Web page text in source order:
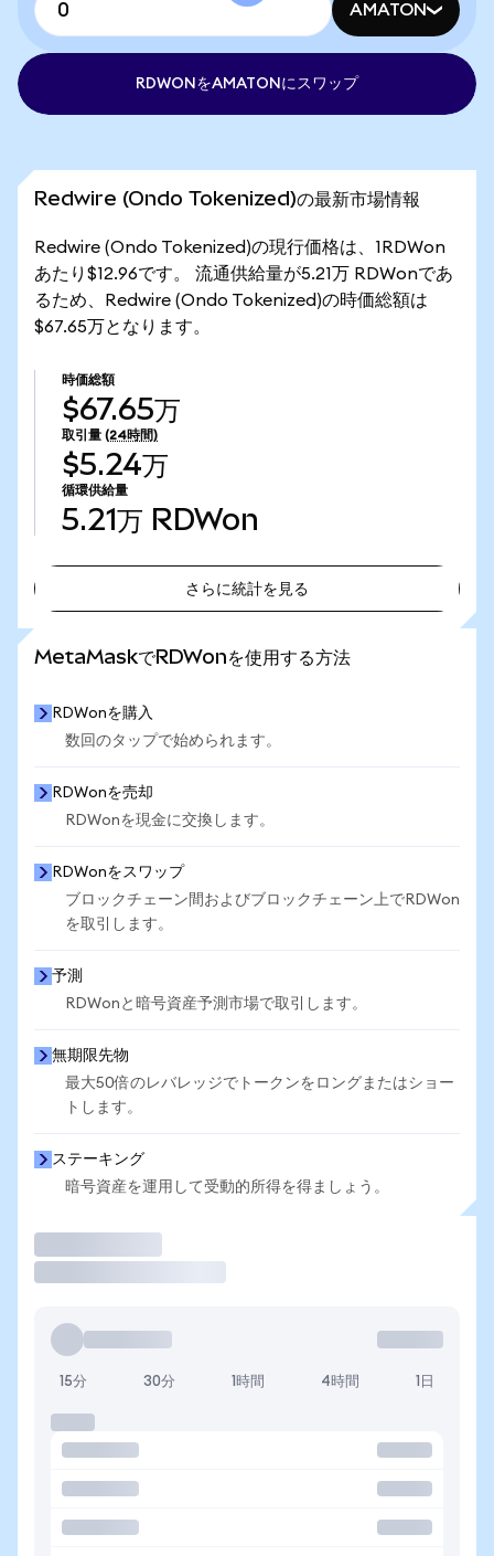
AMATON
RDWONをAMATONにスワップ
Redwire (Ondo Tokenized)の最新市場情報
Redwire (Ondo Tokenized)の現行価格は、1RDWon
あたり$12.96です。 流通供給量が5.21万 RDWonであ
るため、Redwire (Ondo Tokenized)の時価総額は
$67.65万となります。
時価総額
$67.65万
取引量 (24時間)
$5.24万
循環供給量
5.21万 RDWon
さらに統計を見る
MetaMaskでRDWonを使用する方法
RDWonを購入
数回のタップで始められます。
RDWonを売却
RDWonを現金に交換します。
RDWonをスワップ
ブロックチェーン間およびブロックチェーン上でRDWon
を取引します。
予測
RDWonと暗号資産予測市場で取引します。
無期限先物
最大50倍のレバレッジでトークンをロングまたはショー
トします。
ステーキング
暗号資産を運用して受動的所得を得ましょう。
15分 30分 1時間 4時間 1日